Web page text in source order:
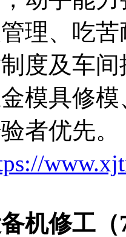
理、吃
度及车
模具修
者优先。
机修工（